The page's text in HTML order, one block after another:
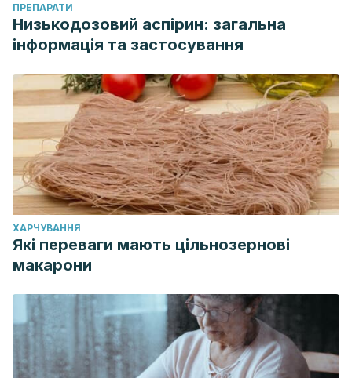
ПРЕПАРАТИ
Низькодозовий аспірин: загальна
інформація та застосування
ХАРЧУВАННЯ
Які переваги мають цільнозернові
макарони